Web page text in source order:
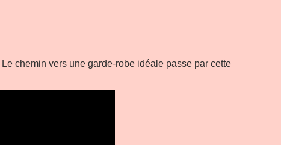
chemin vers une garde-robe idéale passe par cette